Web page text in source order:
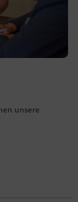
unsere